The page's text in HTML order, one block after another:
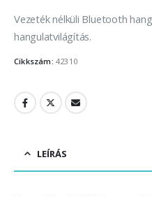
Vezeték nélküli Bluetooth
hangulatvilágítás.
Cikkszám: 42310
LEÍRÁS